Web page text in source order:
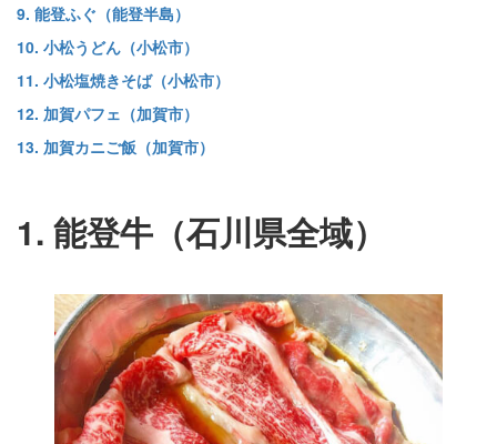
9. 能登ふぐ（能登半島）
10. 小松うどん（小松市）
11. 小松塩焼きそば（小松市）
12. 加賀パフェ（加賀市）
13. 加賀カニご飯（加賀市）
1. 能登牛（石川県全域）